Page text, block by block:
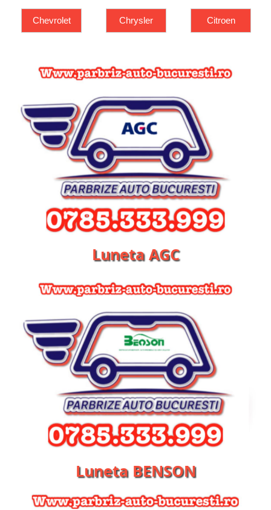
Chrysler Citroen Dacia
Luneta AGC
Luneta BENSON